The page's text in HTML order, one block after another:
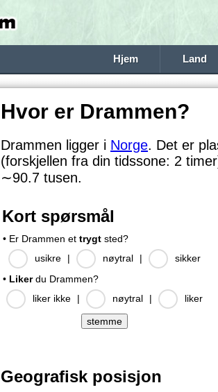
Hjem Land
Hvor er Drammen?
Drammen ligger i Norge. Det er
(forskjellen fra din tidssone: 2
∼90.7 tusen.
Kort spørsmål
• Er Drammen et trygt sted?
usikre
| nøytral |
sikker
• Likerdu Drammen?
liker ikke
| nøytral | liker
Geografisk posisjon